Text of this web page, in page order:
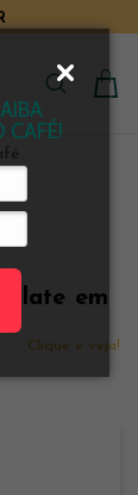
em
Clique e veja!